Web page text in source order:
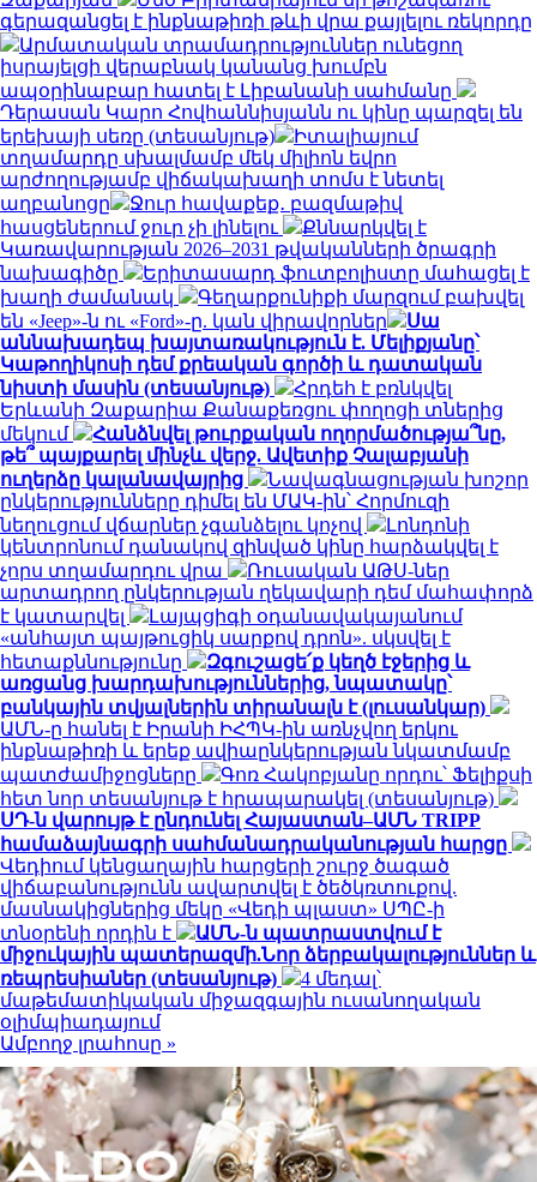
գերազանցել է ինքնաթիռի թևի վրա քայլելու ռեկորդը
Արմատական տրամադրություններ ունեցող
իսրայելցի վերաբնակ կանանց խումբն
ապօրինաբար հատել է Լիբանանի սահմանը
Դերասան Կարո Հովհաննիսյանն ու կինը պարզել են
երեխայի սեռը (տեսանյութ)
Իտալիայում
տղամարդը սխալմամբ մեկ միլիոն եվրո
արժողությամբ վիճակախաղի տոմս է նետել
աղբանոցը
Ջուր հավաքեք․ բազմաթիվ
հասցեներում ջուր չի լինելու
Քննարկվել է
Կառավարության 2026–2031 թվականների ծրագրի
նախագիծը
Երիտասարդ ֆուտբոլիստը մահացել է
խաղի ժամանակ
Գեղարքունիքի մարզում բախվել
են «Jeep»-ն ու «Ford»-ը. կան վիրավորներ
Սա
աննախադեպ խայտառակություն է. Մելիքյանը՝
Կաթողիկոսի դեմ քրեական գործի և դատական
նիստի մասին (տեսանյութ)
Հրդեհ է բռնկվել
Երևանի Զաքարիա Քանաքեռցու փողոցի տներից
մեկում
Հանձնվել թուրքական ողորմածությա՞նը,
թե՞ պայքարել մինչև վերջ. Ավետիք Չալաբյանի
ուղերձը կալանավայրից
Նավագնացության խոշոր
ընկերությունները դիմել են ՄԱԿ-ին՝ Հորմուզի
նեղուցում վճարներ չգանձելու կոչով
Լոնդոնի
կենտրոնում դանակով զինված կինը հարձակվել է
չորս տղամարդու վրա
Ռուսական ԱԹՍ-ներ
արտադրող ընկերության ղեկավարի դեմ մահափորձ
է կատարվել
Լայպցիգի օդանավակայանում
«անհայտ պայթուցիկ սարքով դրոն». սկսվել է
հետաքննությունը
Զգուշացե՛ք կեղծ էջերից և
առցանց խարդախություններից, նպատակը՝
բանկային տվյալներին տիրանալն է (լուսանկար)
ԱՄՆ-ը հանել է Իրանի ԻՀՊԿ-ին առնչվող երկու
ինքնաթիռի և երեք ավիաընկերության նկատմամբ
պատժամիջոցները
Գոռ Հակոբյանը որդու՝ Ֆելիքսի
հետ նոր տեսանյութ է հրապարակել (տեսանյութ)
ՍԴ-ն վարույթ է ընդունել Հայաստան–ԱՄՆ TRIPP
համաձայնագրի սահմանադրականության հարցը
Վեդիում կենցաղային հարցերի շուրջ ծագած
վիճաբանությունն ավարտվել է ծեծկռտուքով.
մասնակիցներից մեկը «Վեդի պլաստ» ՍՊԸ-ի
տնօրենի որդին է
ԱՄՆ-ն պատրաստվում է
միջուկային պատերազմի.Նոր ձերբակալություններ և
ռեպրեսիաներ (տեսանյութ)
4 մեդալ՝
մաթեմատիկական միջազգային ուսանողական
օլիմպիադայում
Ամբողջ լրահոսը »